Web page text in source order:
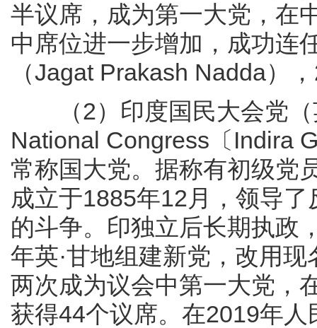
半议席，成为第一大党，在
中席位进一步增加，成功连
（Jagat Prakash Nadda）
（2）印度国民大会党（
National Congress〔Indira
常称国大党。据称有初级党
成立于1885年12月，领导
的斗争。印独立后长期执政
年英·甘地组建新党，改用
两次成为议会中第一大党，
获得44个议席。在2019年